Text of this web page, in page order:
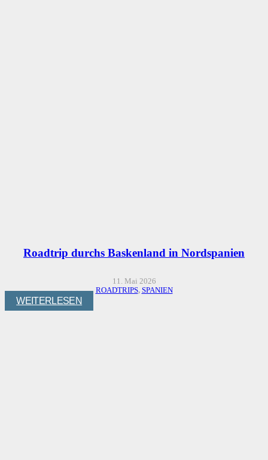
Roadtrip durchs Baskenland in Nordspanien
11. Mai 2026
ROADTRIPS, SPANIEN
WEITERLESEN